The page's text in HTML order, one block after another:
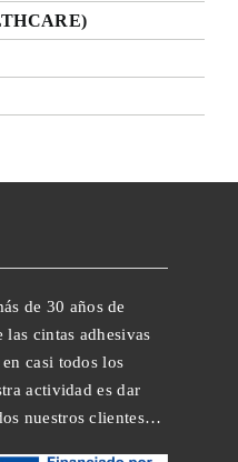
de 30 años de
las cintas adhesivas
casi todos los
actividad es dar
nuestros clientes…